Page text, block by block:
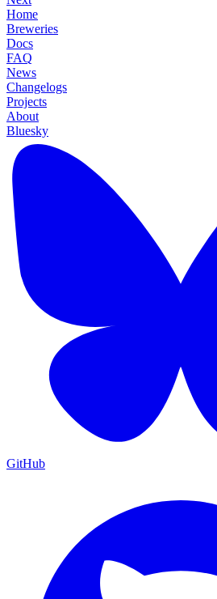
Home
Breweries
Docs
FAQ
News
Changelogs
Projects
About
Bluesky
GitHub